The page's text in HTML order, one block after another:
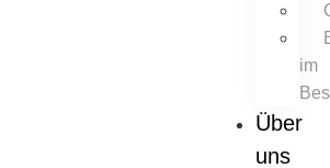
im
Über
uns